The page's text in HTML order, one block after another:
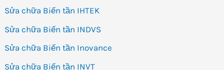
Sửa chữa Biến tần IHTEK
Sửa chữa Biến tần INDVS
Sửa chữa Biến tần Inovance
Sửa chữa Biến tần INVT